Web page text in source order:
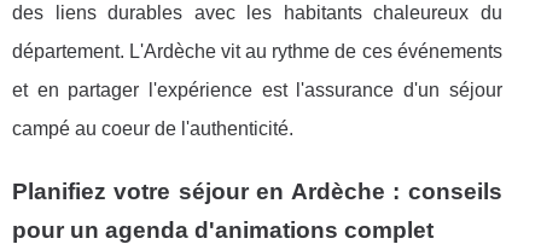
des liens durables avec les habitants chaleureux du
département. L'Ardèche vit au rythme de ces événements
et en partager l'expérience est l'assurance d'un séjour
campé au coeur de l'authenticité.
Planifiez votre séjour en Ardèche : conseils
pour un agenda d'animations complet